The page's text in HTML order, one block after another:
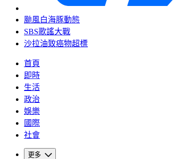
颱風白海豚動態
SBS歌謠大戰
沙拉油致癌物超標
首頁
即時
生活
政治
娛樂
國際
社會
更多